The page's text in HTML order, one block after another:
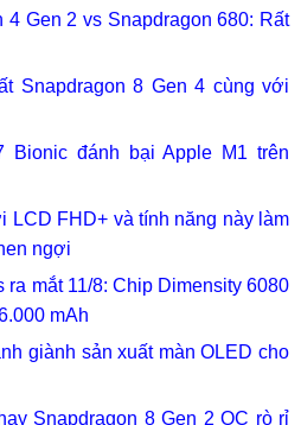
4 Gen 2 vs Snapdragon 680: Rất
Snapdragon 8 Gen 4 cùng với
Bionic đánh bại Apple M1 trên
LCD FHD+ và tính năng này làm
ngợi
ra mắt 11/8: Chip Dimensity 6080
mAh
giành sản xuất màn OLED cho
Snapdragon 8 Gen 2 OC rò rỉ